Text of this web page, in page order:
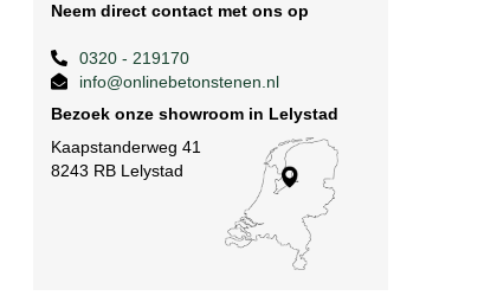
Neem direct contact met ons op
0320 - 219170
info@onlinebetonstenen.nl
Bezoek onze showroom in Lelystad
Kaapstanderweg 41
8243 RB Lelystad